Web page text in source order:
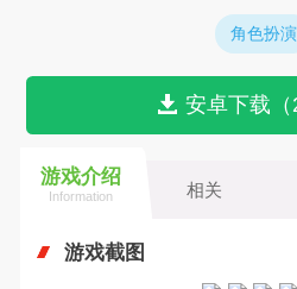
角色扮演
安卓下载（
游戏介绍
Information 相关
游戏截图